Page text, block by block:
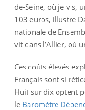
de-Seine, où je vis,
103 euros, illustre
nationale de
vit dans l’Allier, où
Ces coûts élevés
Français sont si
Huit sur dix optent
le Baromètre